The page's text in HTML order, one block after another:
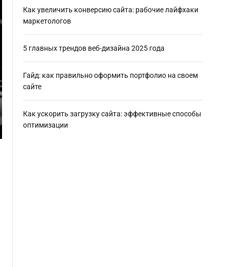
Как увеличить конверсию сайта: рабочие лайфхаки
маркетологов
5 главных трендов веб-дизайна 2025 года
Гайд: как правильно оформить портфолио на своем
сайте
Как ускорить загрузку сайта: эффективные способы
оптимизации